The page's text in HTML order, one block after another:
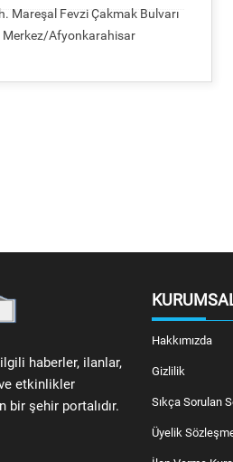
Mareşal Fevzi Çakmak Bulvarı
Merkez/Afyonkarahisar
haberler, ilanlar,
etkinlikler
bir şehir portalıdır.
Hakkımızda
Gizlilik
Sıkça Sorulan
Üyelik